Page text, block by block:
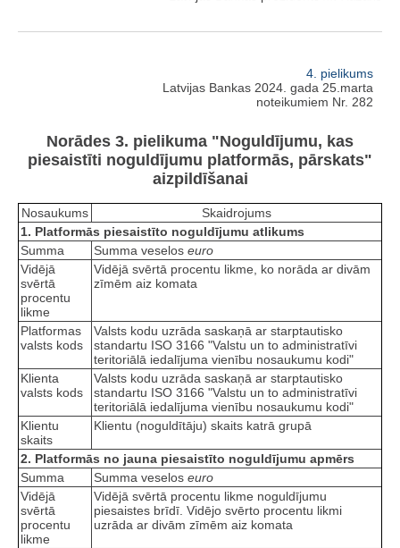
4. pielikums
Latvijas Bankas 2024. gada 25.marta
noteikumiem Nr. 282
Norādes 3. pielikuma "Noguldījumu, kas
piesaistīti noguldījumu platformās, pārskats"
aizpildīšanai
Nosaukums
Skaidrojums
1. Platformās piesaistīto noguldījumu atlikums
Summa
Summa veselos euro
Vidējā
svērtā
procentu
likme
Vidējā svērtā procentu likme, ko norāda ar divām
zīmēm aiz komata
Platformas
valsts kods
Valsts kodu uzrāda saskaņā ar starptautisko
standartu ISO 3166 "Valstu un to administratīvi
teritoriālā iedalījuma vienību nosaukumu kodi"
Klienta
valsts kods
Valsts kodu uzrāda saskaņā ar starptautisko
standartu ISO 3166 "Valstu un to administratīvi
teritoriālā iedalījuma vienību nosaukumu kodi"
Klientu
skaits
Klientu (noguldītāju) skaits katrā grupā
2. Platformās no jauna piesaistīto noguldījumu apmērs
Summa
Summa veselos euro
Vidējā
svērtā
procentu
likme
Vidējā svērtā procentu likme noguldījumu
piesaistes brīdī. Vidējo svērto procentu likmi
uzrāda ar divām zīmēm aiz komata